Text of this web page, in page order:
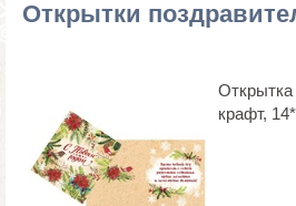
Открытки
крафт,